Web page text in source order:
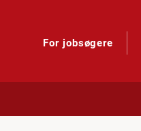
For jobsøgere